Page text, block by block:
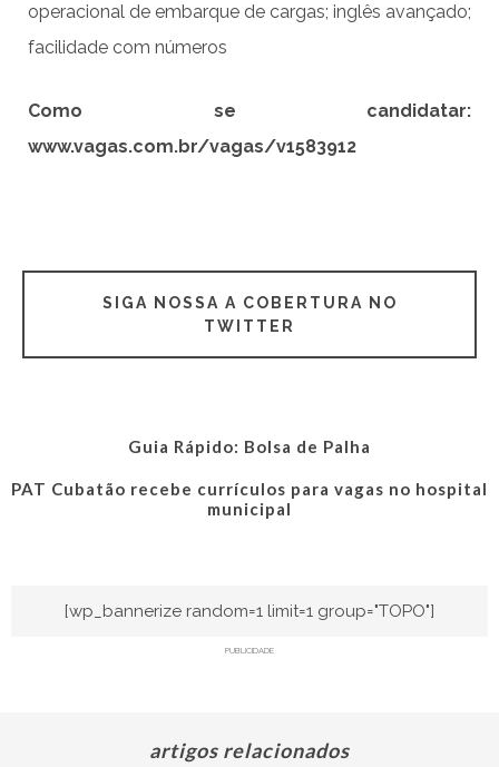
operacional de embarque de cargas; inglês avançado;
facilidade com números
Como se candidatar:
www.vagas.com.br/vagas/v1583912
SIGA NOSSA A COBERTURA NO
TWITTER
Guia Rápido: Bolsa de Palha
PAT Cubatão recebe currículos para vagas no hospital
municipal
[wp_bannerize random=1 limit=1 group="TOPO"]
PUBLICIDADE
artigos relacionados